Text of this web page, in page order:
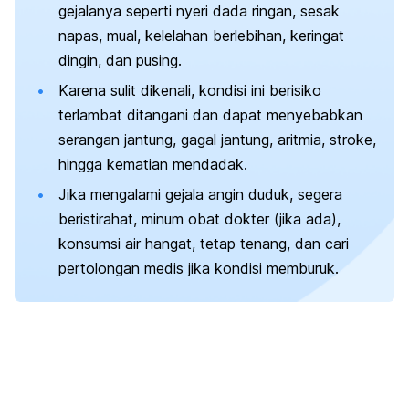
gejalanya seperti nyeri dada ringan, sesak
napas, mual, kelelahan berlebihan, keringat
dingin, dan pusing.
Karena sulit dikenali, kondisi ini berisiko
terlambat ditangani dan dapat menyebabkan
serangan jantung, gagal jantung, aritmia, stroke,
hingga kematian mendadak.
Jika mengalami gejala angin duduk, segera
beristirahat, minum obat dokter (jika ada),
konsumsi air hangat, tetap tenang, dan cari
pertolongan medis jika kondisi memburuk.